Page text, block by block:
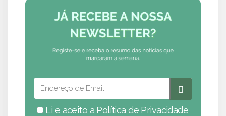
Li e aceito a Política de Privacidade